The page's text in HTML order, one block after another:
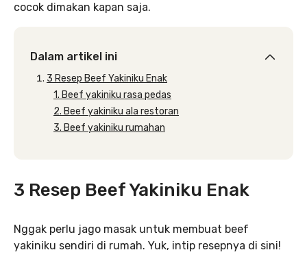
cocok dimakan kapan saja.
Dalam artikel ini
3 Resep Beef Yakiniku Enak
1. Beef yakiniku rasa pedas
2. Beef yakiniku ala restoran
3. Beef yakiniku rumahan
3 Resep Beef Yakiniku Enak
Nggak perlu jago masak untuk membuat beef
yakiniku sendiri di rumah. Yuk, intip resepnya di sini!